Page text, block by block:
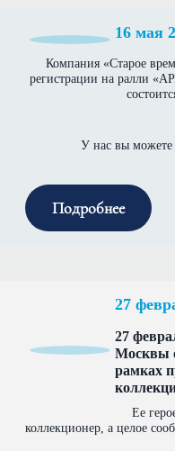
16 мая
Компания «Старое
регистрации на ралли
У нас вы можете
Подробнее
27
27
Москвы
рамках
Ее
коллекционер, а целое